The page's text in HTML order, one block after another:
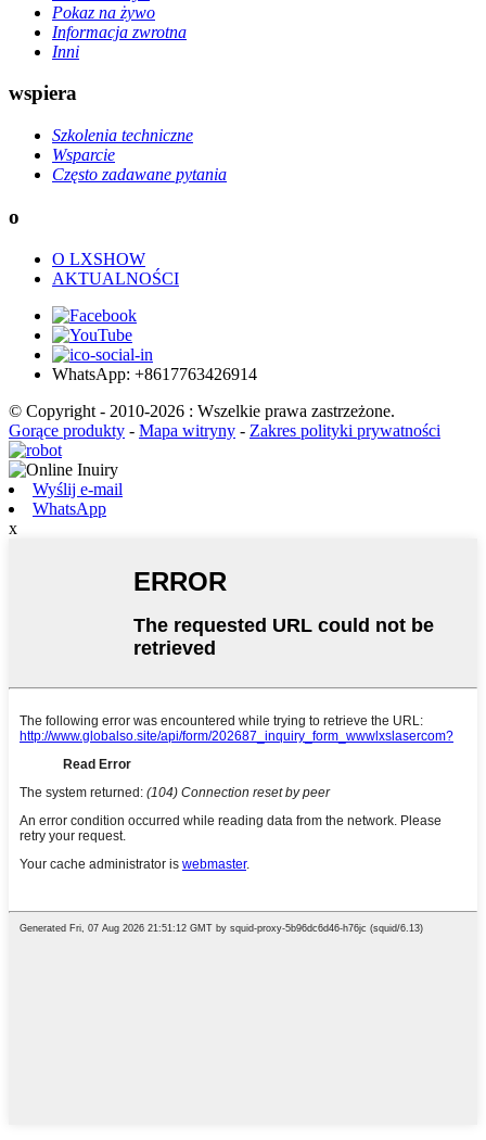
Pokaz na żywo
Informacja zwrotna
Inni
wspiera
Szkolenia techniczne
Wsparcie
Często zadawane pytania
o
O LXSHOW
AKTUALNOŚCI
WhatsApp: +8617763426914
© Copyright - 2010-2026 : Wszelkie prawa zastrzeżone.
Gorące produkty - Mapa witryny - Zakres polityki prywatności
Wyślij e-mail
WhatsApp
x